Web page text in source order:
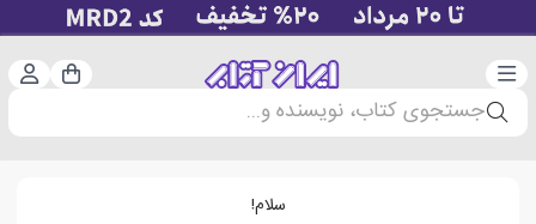
دسته‌بندی سبد
جستجوی کتاب، نویسنده و...
سلام!